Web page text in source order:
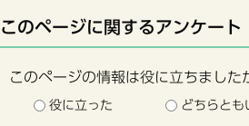
このページに関するアンケート
このページの情報は役に立ちました
役に立った どちらとも